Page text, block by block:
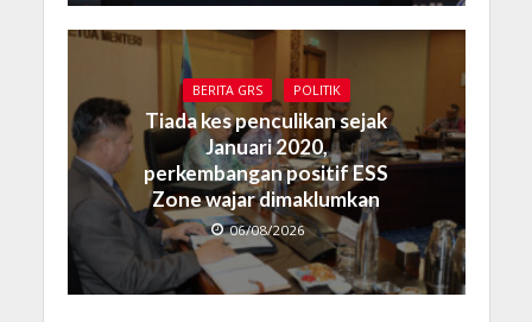
BERITA GRS POLITIK
Tiada kes penculikan sejak
Januari 2020,
perkembangan positif ESS
Zone wajar dimaklumkan
06/08/2026